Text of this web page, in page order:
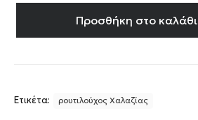
Προσθήκη στο καλάθι
Ετικέτα: ρουτιλούχος Χαλαζίας